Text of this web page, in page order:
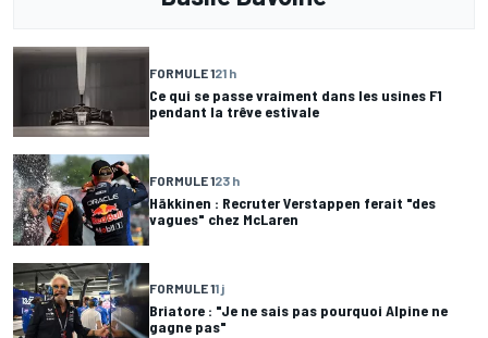
FORMULE 121 h
Ce qui se passe vraiment dans les usines F1
pendant la trêve estivale
FORMULE 123 h
Häkkinen : Recruter Verstappen ferait "des
vagues" chez McLaren
FORMULE 11 j
Briatore : "Je ne sais pas pourquoi Alpine ne
gagne pas"